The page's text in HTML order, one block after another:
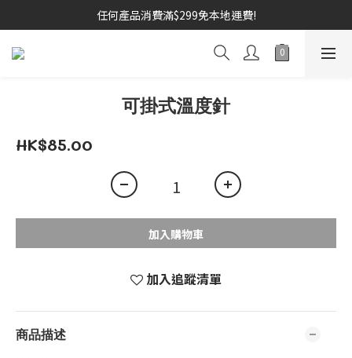
任何產品消費滿$299免本地運費!
可掛式溫度針
HK$85.00
加入購物車
加入追蹤清單
商品描述